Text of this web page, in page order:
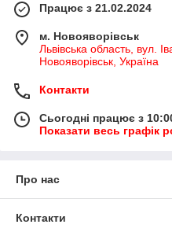
Працює з 21.02.2024
м. Новояворівськ
Львівська область, вул.
Новояворівськ, Україна
Контакти
Сьогодні працює з
Показати весь графік
Про нас
Контакти